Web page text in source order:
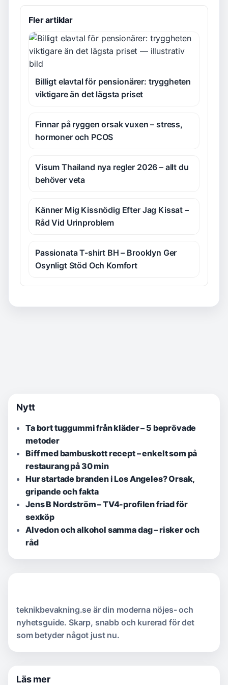
Fler artiklar
Billigt elavtal för pensionärer: tryggheten
viktigare än det lägsta priset
Finnar på ryggen orsak vuxen – stress,
hormoner och PCOS
Visum Thailand nya regler 2026 – allt du
behöver veta
Känner Mig Kissnödig Efter Jag Kissat –
Råd Vid Urinproblem
Passionata T-shirt BH – Brooklyn Ger
Osynligt Stöd Och Komfort
Nytt
Ta bort tuggummi från kläder – 5 beprövade
metoder
Biff med bambuskott recept – enkelt som på
restaurang på 30 min
Hur startade branden i Los Angeles? Orsak,
gripande och fakta
Jens B Nordström – TV4-profilen friad för
sexköp
Alvedon och alkohol samma dag – risker och
råd
teknikbevakning.se är din moderna nöjes- och
nyhetsguide. Skarp, snabb och kurerad för det
som betyder något just nu.
Läs mer